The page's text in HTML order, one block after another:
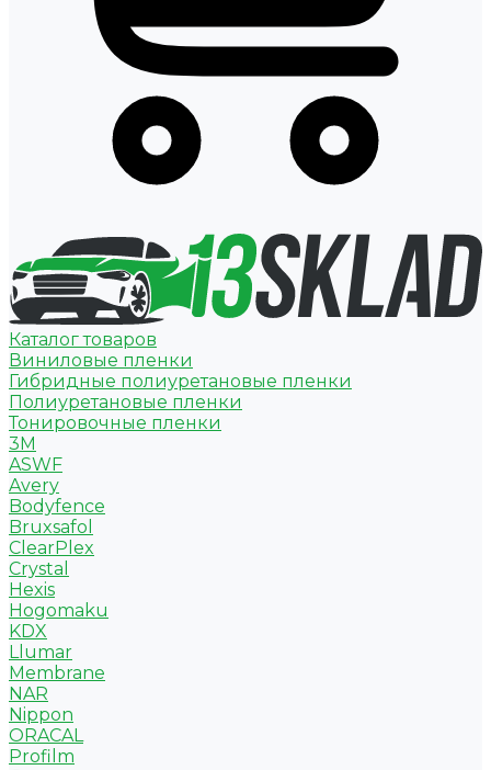
Каталог товаров
Виниловые пленки
Гибридные полиуретановые пленки
Полиуретановые пленки
Тонировочные пленки
3M
ASWF
Avery
Bodyfence
Bruxsafol
ClearPlex
Crystal
Hexis
Hogomaku
KDX
Llumar
Membrane
NAR
Nippon
ORACAL
Profilm